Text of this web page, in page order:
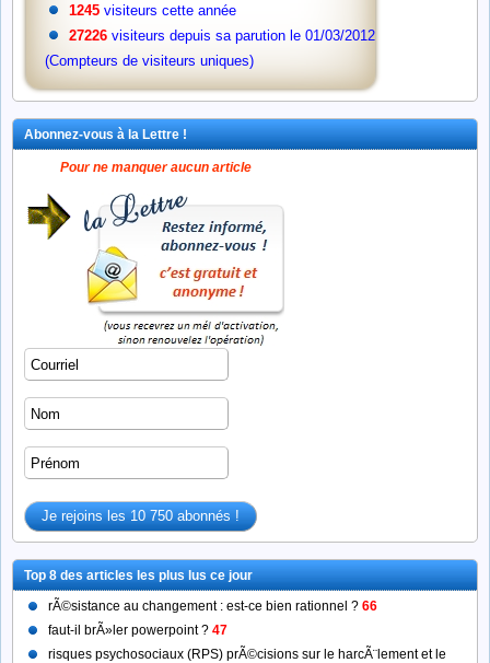
1245 visiteurs cette année
27226 visiteurs depuis sa parution le 01/03/2012
(Compteurs de visiteurs uniques)
Abonnez-vous à la Lettre !
Pour ne manquer aucun article
Top 8 des articles les plus lus ce jour
rÃ©sistance au changement : est-ce bien rationnel ? 66
faut-il brÃ»ler powerpoint ? 47
risques psychosociaux (RPS) prÃ©cisions sur le harcÃ¨lement et le